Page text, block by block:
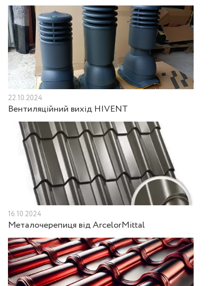
22.10.2024
Вентиляційний вихід HIVENT
16.10.2024
Металочерепиця від ArcelorMittal